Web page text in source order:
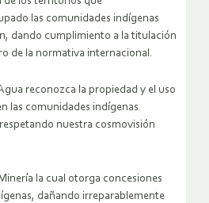
las comunidades indígenas
dando cumplimiento a la titulación
de la normativa internacional.
reconozca la propiedad y el uso
las comunidades indígenas
nuestra cosmovisión
la cual otorga concesiones
dañando irreparablemente